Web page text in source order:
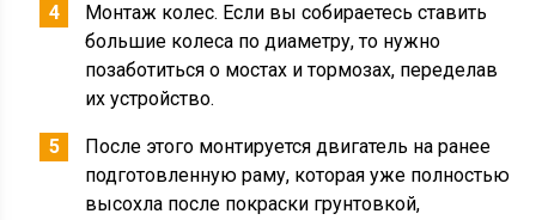
Монтаж колес. Если вы собираетесь ставить
большие колеса по диаметру, то нужно
позаботиться о мостах и тормозах, переделав
их устройство.
После этого монтируется двигатель на ранее
подготовленную раму, которая уже полностью
высохла после покраски грунтовкой,